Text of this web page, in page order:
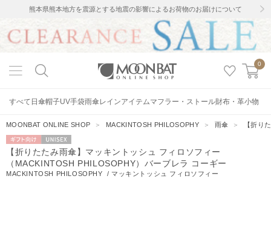
熊本県熊本地方を震源とする地震の影響によるお荷物のお届けについて
0
すべて 日傘帽子UV手袋雨傘レインアイテムマフラー・ストール財布・革小物
MOONBAT ONLINE SHOP ＞ MACKINTOSH PHILOSOPHY＞ 雨傘 ＞ 【折り
ギフト向
け
UNISEX
【折りたたみ雨傘】マッキントッシュ フィロソフィー
（MACKINTOSH PHILOSOPHY）バーブレラ コーギー
MACKINTOSH PHILOSOPHY / マッキントッシュ フィロソフィー